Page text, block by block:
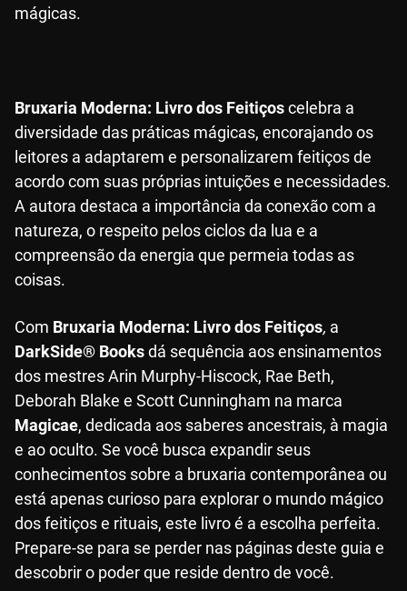
mágicas.
Bruxaria Moderna: Livro dos Feitiçoscelebra a
diversidade das práticas mágicas, encorajando os
leitores a adaptarem e personalizarem feitiços de
acordo com suas próprias intuições e necessidades.
A autora destaca a importância da conexão com a
natureza, o respeito pelos ciclos da lua e a
compreensão da energia que permeia todas as
coisas.
Com Bruxaria Moderna: Livro dos Feitiços, a
DarkSide® Booksdá sequência aos ensinamentos
dos mestres Arin Murphy-Hiscock, Rae Beth,
Deborah Blake e Scott Cunningham na marca
Magicae, dedicada aos saberes ancestrais, à magia
e ao oculto. Se você busca expandir seus
conhecimentos sobre a bruxaria contemporânea ou
está apenas curioso para explorar o mundo mágico
dos feitiços e rituais, este livro é a escolha perfeita.
Prepare-se para se perder nas páginas deste guia e
descobrir o poder que reside dentro de você.